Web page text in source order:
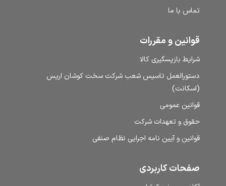
تماس با ما
قوانین و مقررات
شرایط بازپسگیری کالا
دستورالعمل تاسیس شعب شرکت سخت کوشان اریس
(اسکانت)
قوانین عمومی
حقوق و تعهدات شرکت
قوانین و آیین نامه اجرایی نظام صنفی
صفحات کاربردی